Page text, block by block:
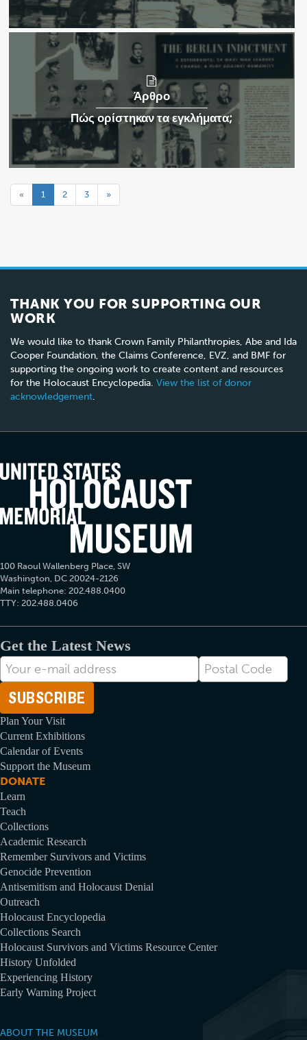
Άρθρο
Πώς ορίστηκαν τα εγκλήματα;
« 1 2 3 »
THANK YOU FOR SUPPORTING OUR
WORK
We would like to thank Crown Family Philanthropies, Abe and Ida
Cooper Foundation, the Claims Conference, EVZ, and BMF for
supporting the ongoing work to create content and resources
for the Holocaust Encyclopedia. View the list of donor
acknowledgement.
100 Raoul Wallenberg Place, SW
Washington, DC 20024-2126
Main telephone: 202.488.0400
TTY: 202.488.0406
Get the Latest News
Ηλεκτρονική
διεύθυνση
Postal
Code
Plan Your Visit
Current Exhibitions
Calendar of Events
Support the Museum
DONATE
Learn
Teach
Collections
Academic Research
Remember Survivors and Victims
Genocide Prevention
Antisemitism and Holocaust Denial
Outreach
Holocaust Encyclopedia
Collections Search
Holocaust Survivors and Victims Resource Center
History Unfolded
Experiencing History
Early Warning Project
ABOUT THE MUSEUM